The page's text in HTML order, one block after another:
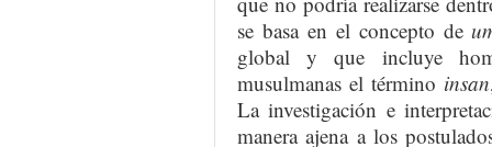
se basa en el concepto de
global y que incluye
musulmanas el término insan
La investigación e
manera ajena a los